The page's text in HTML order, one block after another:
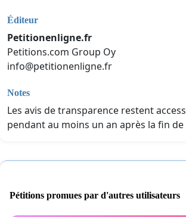
Éditeur
Petitionenligne.fr
Petitions.com Group Oy
info@petitionenligne.fr
Notes
Les avis de transparence restent
pendant au moins un an après la fin de
Pétitions promues par d'autres utilisateurs